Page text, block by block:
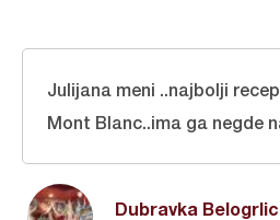
Dubravka Belogrlic
Julijana meni ..najbolji
Mont Blanc..ima ga negde